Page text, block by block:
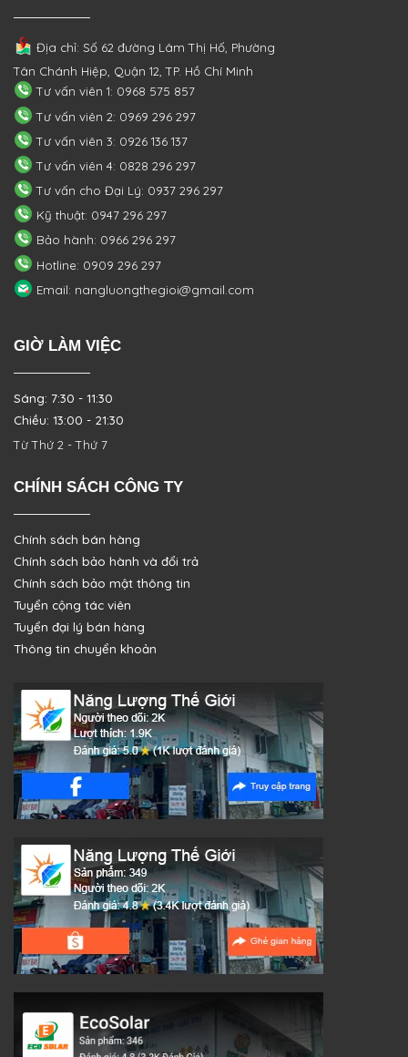
Địa chỉ: Số 62 đường Lâm Thị Hố, Phường
Tân Chánh Hiệp, Quận 12, TP. Hồ Chí Minh
Tư vấn viên 1: 0968 575 857
Tư vấn viên 2: 0969 296 297
Tư vấn viên 3: 0926 136 137
Tư vấn viên 4: 0828 296 297
Tư vấn cho Đại Lý: 0937 296 297
Kỹ thuật: 0947 296 297
Bảo hành: 0966 296 297
Hotline: 0909 296 297
Email: nangluongthegioi@gmail.com
GIỜ LÀM VIỆC
Sáng: 7:30 - 11:30
Chiều: 13:00 - 21:30
Từ Thứ 2 - Thứ 7
CHÍNH SÁCH CÔNG TY
Chính sách bán hàng
Chính sách bảo hành và đổi trả
Chính sách bảo mật thông tin
Tuyển cộng tác viên
Tuyển đại lý bán hàng
Thông tin chuyển khoản